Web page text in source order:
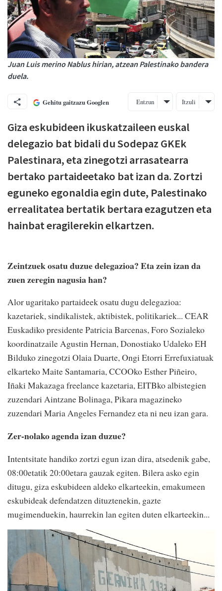
Juan Luis merino Nablus hirian, atzean Palestinako bandera
duela.
Gehitu gaitzazu Googlen Entzun Itzuli
Giza eskubideen ikuskatzaileen euskal
delegazio bat bidali du Sodepaz GKEk
Palestinara, eta zinegotzi arrasatearra
bertako partaideetako bat izan da. Zortzi
eguneko egonaldia egin dute, Palestinako
errealitatea bertatik bertara ezagutzen eta
hainbat eragilerekin elkartzen.
Zeintzuek osatu duzue delegazioa? Eta zein izan da
zuen zeregin nagusia han?
Alor ugaritako partaideek osatu dugu delegazioa:
kazetariek, sindikalistek, aktibistek, politikariek... CEAR
Euskadiko presidente Patricia Barcenas, Foro Sozialeko
koordinatzaile Agustin Hernan, Donostiako Udaleko EH
Bilduko zinegotzi Olaia Duarte, Ongi Etorri Errefuxiatuak
elkarteko Maite Santamaria, CCOOko Esther Piñeiro,
Iñaki Makazaga freelance kazetaria, EITBko albistegien
zuzendari Aintzane Bolinaga, Pikara magazineko
zuzendari Maria Angeles Fernandez eta ni neu izan gara.
Zer-nolako agenda izan duzue?
Intentsitate handiko zortzi egun izan dira, atsedenik gabe,
08:00etatik 20:00etara gauzak egiten. Bilera asko egin
ditugu, giza eskubideen aldeko elkarteekin, emakumeen
eskubideak defendatzen dituztenekin, gazte
mugimenduekin, haurrekin lan egiten duten elkarteekin...